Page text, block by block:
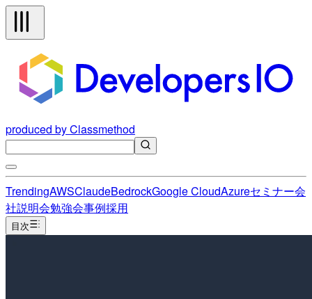
produced by Classmethod
TrendingAWSClaudeBedrockGoogle CloudAzureセミナー会
社説明会勉強会事例採用
目次